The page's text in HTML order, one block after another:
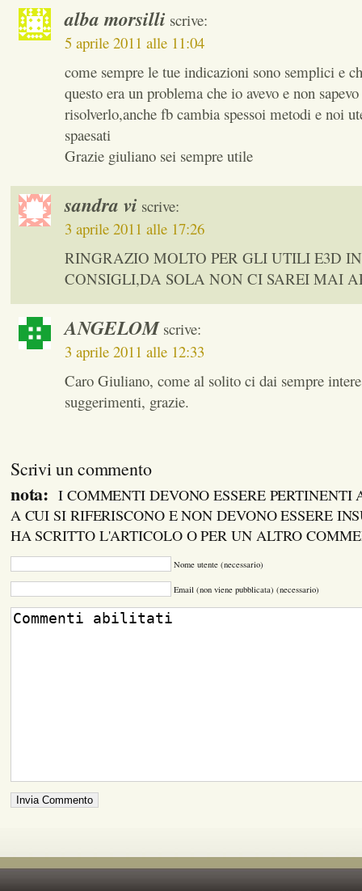
alba morsilli scrive:
5 aprile 2011 alle 11:04
come sempre le tue indicazioni sono semplici e
questo era un problema che io avevo e non
risolverlo,anche fb cambia spessoi metodi e noi
spaesati
Grazie giuliano sei sempre utile
sandra vi scrive:
3 aprile 2011 alle 17:26
RINGRAZIO MOLTO PER GLI UTILI E3D
CONSIGLI,DA SOLA NON CI SAREI MAI
ANGELOM scrive:
3 aprile 2011 alle 12:33
Caro Giuliano, come al solito ci dai sempre
suggerimenti, grazie.
Scrivi un commento
nota:I COMMENTI DEVONO ESSERE PERTINENTI
A CUI SI RIFERISCONO E NON DEVONO ESSERE
HA SCRITTO L'ARTICOLO O PER UN ALTRO
Nome utente (necessario)
Email (non viene pubblicata) (necessario)